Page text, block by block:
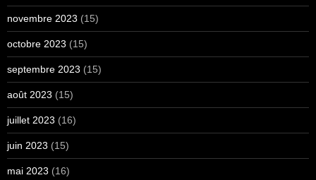
novembre 2023 (15)
octobre 2023 (15)
septembre 2023 (15)
août 2023 (15)
juillet 2023 (16)
juin 2023 (15)
mai 2023 (16)